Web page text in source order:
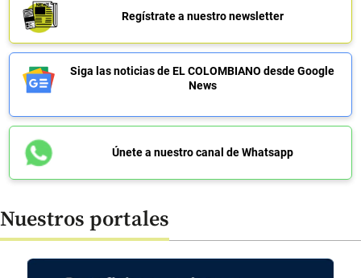
Regístrate a nuestro newsletter
Siga las noticias de EL COLOMBIANO desde Google
News
Únete a nuestro canal de Whatsapp
Nuestros portales